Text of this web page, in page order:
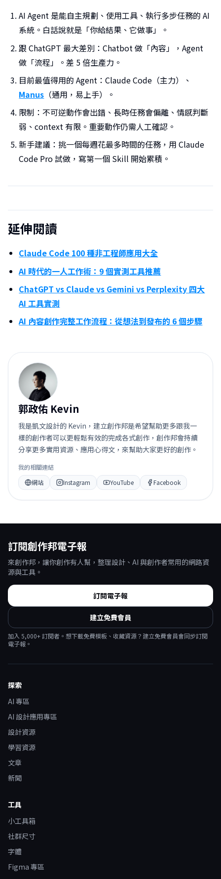
AI Agent 是能自主規劃、使用工具、執行多步任務的 AI
系統。白話說就是「你給結果、它做事」。
跟 ChatGPT 最大差別：Chatbot 做「內容」，Agent
做「流程」。差 5 倍生產力。
目前最值得用的 Agent：Claude Code（主力）、
Manus （通用，易上手）。
限制：不可逆動作會出錯、長時任務會偏離、情感判斷
弱、context 有限。重要動作仍需人工確認。
新手建議：挑一個每週花最多時間的任務，用 Claude
Code Pro 試做，寫第一個 Skill 開始累積。
延伸閱讀
Claude Code 100 種非工程師應用大全
AI 時代的一人工作術：9 個實測工具推薦
ChatGPT vs Claude vs Gemini vs Perplexity 四大
AI 工具實測
AI 內容創作完整工作流程：從想法到發布的 6 個步驟
郭
郭政佑 Kevin
我是凱文設計的 Kevin，建立創作邦是希望幫助更多跟我一
樣的創作者可以更輕鬆有效的完成各式創作，創作邦會持續
分享更多實用資源、應用心得文，來幫助大家更好的創作。
我的相關連結
網站
Instagram YouTube Facebook
訂閱創作邦電子報
來創作邦，讓你創作有人幫，整理設計、AI 與創作者常用的網路資
源與工具。
訂閱電子報
建立免費會員
加入 5,000+ 訂閱者。想下載免費模板、收藏資源？建立免費會員會同步訂閱
電子報。
探索
AI 專區
AI 設計應用專區
設計資源
學習資源
文章
新聞
工具
小工具箱
社群尺寸
字體
Figma 專區